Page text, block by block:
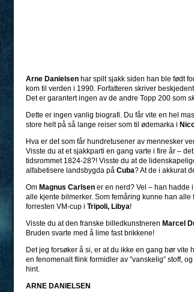
Arne Danielsen har spilt sjakk siden han ble født
kom til verden i 1990. Forfatteren skriver
Det er garantert ingen av de andre Topp 200 som
Dette er ingen vanlig biografi. Du får vite en hel
store helt på så lange reiser som til ødemarka i
Hva er det som får hundretusener av mennesker
Visste du at et sjakkparti en gang varte i fire år –
tidsrommet 1824-28?! Visste du at de
alfabetisere landsbygda på Cuba? At de i akkurat
Om Magnus Carlsen er en nerd? Vel – han hadde
alle kjente bilmerker. Som femåring kunne han
forresten VM-cup i Tripoli, Libya!
Visste du at den franske billedkunstneren Marcel
Bruden svarte med å lime fast brikkene!
Det jeg forsøker å si, er at du ikke en gang bør vite
en fenomenalt flink formidler av ”vanskelig” stoff,
hint.
ARNE DANIELSEN